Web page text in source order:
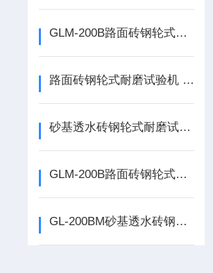
GLM-200B路面砖钢轮式耐磨试验机现货供应
路面砖钢轮式耐磨试验机 砂基透水砖钢轮式耐磨试验机如何使用
砂基透水砖钢轮式耐磨试验机 路面砖耐磨试验机的使用说明
GLM-200B路面砖钢轮式耐磨试验机 钢轮式耐磨试验机的使用说明
GL-200BM砂基透水砖钢轮式耐磨试验机 钢轮式耐磨试验机的使用说明